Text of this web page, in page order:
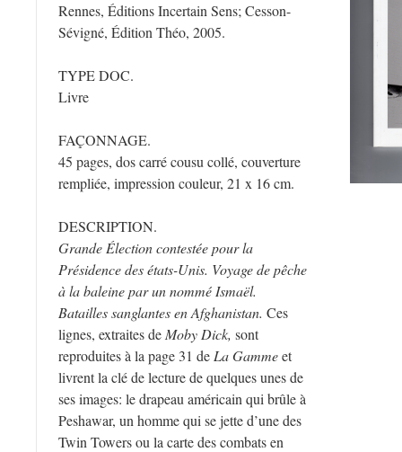
Rennes, Éditions Incertain Sens; Cesson-
Sévigné, Édition Théo, 2005.
TYPE DOC.
Livre
FAÇONNAGE.
45 pages, dos carré cousu collé, couverture
rempliée, impression couleur, 21 x 16 cm.
DESCRIPTION.
Grande Élection contestée pour la
Présidence des états-Unis. Voyage de pêche
à la baleine par un nommé Ismaël.
Batailles sanglantes en Afghanistan. Ces
lignes, extraites de Moby Dick, sont
reproduites à la page 31 de La Gammeet
livrent la clé de lecture de quelques unes de
ses images: le drapeau américain qui brûle à
Peshawar, un homme qui se jette d’une des
Twin Towers ou la carte des combats en